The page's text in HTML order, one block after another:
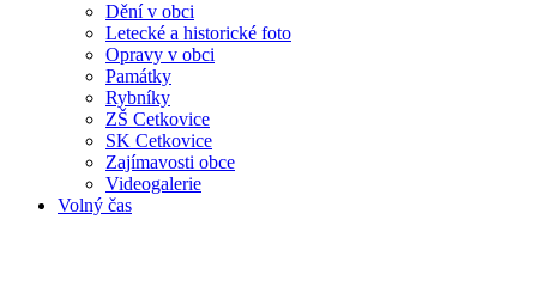
Dění v obci
Letecké a historické foto
Opravy v obci
Památky
Rybníky
ZŠ Cetkovice
SK Cetkovice
Zajímavosti obce
Videogalerie
Volný čas